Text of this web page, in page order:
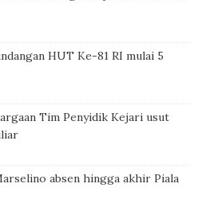
HUT Ke-81 RI mulai 5
Tim Penyidik Kejari usut
absen hingga akhir Piala